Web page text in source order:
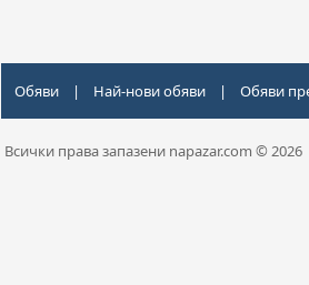
Обяви | Най-нови обяви | Обяви
Всички права запазени napazar.com © 2026